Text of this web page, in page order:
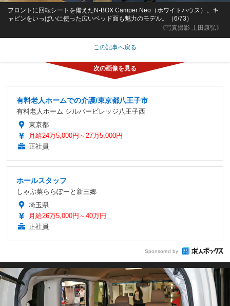
《写真撮影 土田康弘》
フロントに回転シートを備えたN-BOX Camper Neo（ホワイトハウス）。キ
ャビンをいっぱいに使った広いベッド面も魅力のモデル。（6/73）
この記事へ戻る
有料老人ホームでの介護/東京都八王子市
有料老人ホーム シルバービレッジ八王子西
東京都
月給24万5,000円～27万5,000円
正社員
ホールスタッフ
しゃぶ菜ららぽーと新三郷
埼玉県
月給26万5,000円～40万円
正社員
Sponsored by